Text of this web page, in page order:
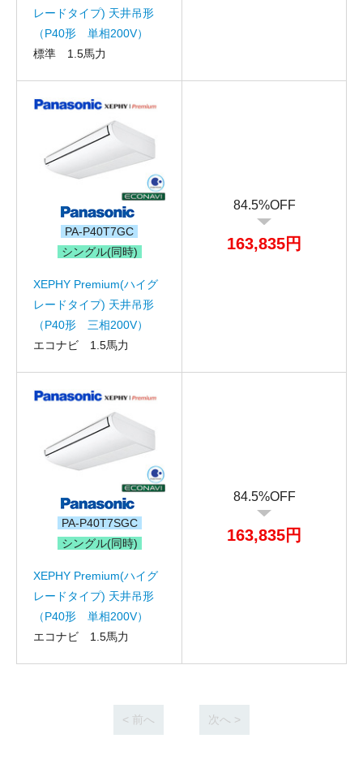
レードタイプ) 天井吊形
（P40形 単相200V）
標準 1.5馬力
PA-P40T7GC
シングル(同時)
XEPHY Premium(ハイグ
レードタイプ) 天井吊形
（P40形 三相200V）
エコナビ 1.5馬力
84.5%OFF
163,835円
PA-P40T7SGC
シングル(同時)
XEPHY Premium(ハイグ
レードタイプ) 天井吊形
（P40形 単相200V）
エコナビ 1.5馬力
84.5%OFF
163,835円
< 前へ 次へ >
お名前
メールアドレス
お問合せ内容
メッセージ